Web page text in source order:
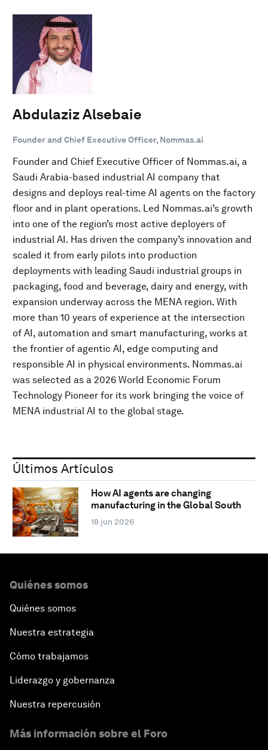
Abdulaziz Alsebaie
Founder and Chief Executive Officer, Nommas.ai
Founder and Chief Executive Officer of Nommas.ai, a
Saudi Arabia-based industrial AI company that
designs and deploys real-time AI agents on the factory
floor and in plant operations. Led Nommas.ai’s growth
into one of the region’s most active deployers of
industrial AI. Has driven the company’s innovation and
scaled it from early pilots into production
deployments with leading Saudi industrial groups in
packaging, food and beverage, dairy and energy, with
expansion underway across the MENA region. With
more than 10 years of experience at the intersection
of AI, automation and smart manufacturing, works at
the frontier of agentic AI, edge computing and
responsible AI in physical environments. Nommas.ai
was selected as a 2026 World Economic Forum
Technology Pioneer for its work bringing the voice of
MENA industrial AI to the global stage.
Últimos Artículos
How AI agents are changing
manufacturing in the Global South
18 jun 2026
Quiénes somos
Quiénes somos
Nuestra estrategia
Cómo trabajamos
Liderazgo y gobernanza
Nuestra repercusión
Más información sobre el Foro